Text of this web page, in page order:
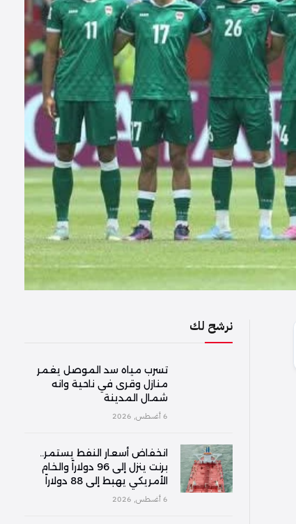
نرشح لك
تسرب مياه سد الموصل يغمر
منازل وقرى في ناحية وانه
شمال المدينة
6 أغسطس, 2026
انخفاض أسعار النفط يستمر..
برنت ينزل إلى 96 دولاراً والخام
الأمريكي يهبط إلى 88 دولاراً
6 أغسطس, 2026